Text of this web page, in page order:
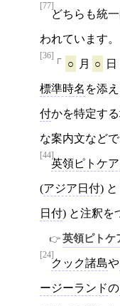
[77]
どちらも統
われています。
[36]
「 ○ 月 ○ 日
標準時名 を添
付かを特定す
な案内文など
[44]
英領ピトケ
(アジア日付) と
日付) と注釈を
英領ピトケ
[24]
クック諸島や
ージーランドの